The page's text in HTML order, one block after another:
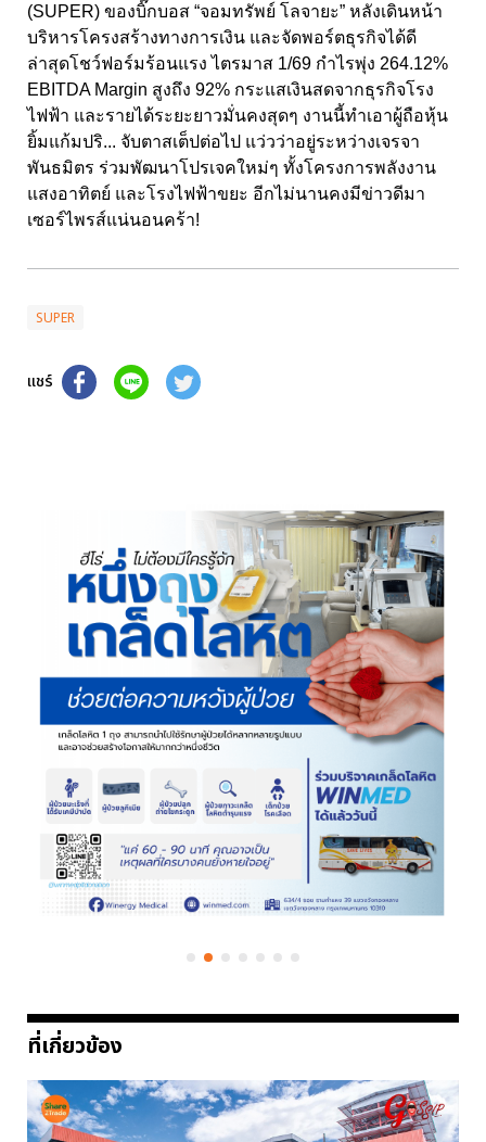
(SUPER) ของบิ๊กบอส “จอมทรัพย์ โลจายะ” หลังเดินหน้า
บริหารโครงสร้างทางการเงิน และจัดพอร์ตธุรกิจได้ดี
ล่าสุดโชว์ฟอร์มร้อนแรง ไตรมาส 1/69 กำไรพุ่ง 264.12%
EBITDA Margin สูงถึง 92% กระแสเงินสดจากธุรกิจโรง
ไฟฟ้า และรายได้ระยะยาวมั่นคงสุดๆ งานนี้ทำเอาผู้ถือหุ้น
ยิ้มแก้มปริ... จับตาสเต็ปต่อไป แว่วว่าอยู่ระหว่างเจรจา
พันธมิตร ร่วมพัฒนาโปรเจคใหม่ๆ ทั้งโครงการพลังงาน
แสงอาทิตย์ และโรงไฟฟ้าขยะ อีกไม่นานคงมีข่าวดีมา
เซอร์ไพรส์แน่นอนคร้า!
SUPER
แชร์
ที่เกี่ยวข้อง